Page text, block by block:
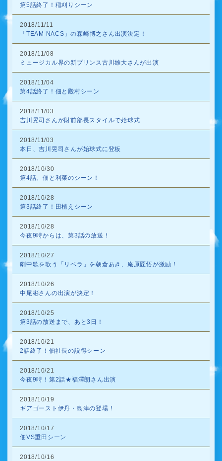
第5話終了！稲刈りシーン
2018/11/11
「TEAM NACS」の森崎博之さん出演決定！
2018/11/08
ミュージカル界の新プリンス古川雄大さんが出演
2018/11/04
第4話終了！佃と殿村シーン
2018/11/03
吉川晃司さんが財前部長スタイルで始球式
2018/11/03
本日、吉川晃司さんが始球式に登板
2018/10/30
第4話、佃と利菜のシーン！
2018/10/28
第3話終了！田植えシーン
2018/10/28
今夜9時からは、第3話の放送！
2018/10/27
劇中歌を歌う「リベラ」を朝倉あき、庵原匠悟が激励！
2018/10/26
中尾彬さんの出演が決定！
2018/10/25
第3話の放送まで、あと3日！
2018/10/21
2話終了！佃社長の説得シーン
2018/10/21
今夜9時！第2話★福澤朗さん出演
2018/10/19
ギアゴースト伊丹・島津の登場！
2018/10/17
佃VS重田シーン
2018/10/16